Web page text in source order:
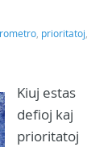
prioritatoj
Kiuj estas
defioj kaj
prioritatoj